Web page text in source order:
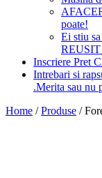
poate!
Ei stiu
Inscriere Pret
Intrebari si
.Merita sau nu
Home / Produse /